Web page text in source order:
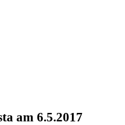
am 6.5.2017